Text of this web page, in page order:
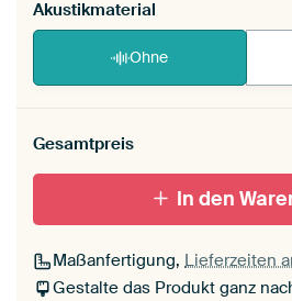
Akustikmaterial
Ohne
Gesamtpreis
In den
Maßanfertigung, Lieferzeiten
Gestalte das Produkt ganz